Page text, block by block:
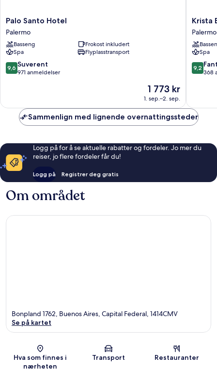
Palo
Santo
Hotel
Palermo
Palo Santo Hotel
Palermo
Basseng
Frokost inkludert
Spa
Flyplasstransport
9.6
av
anmeldelser
9,6 Suverent
971 anmeldelser
Prisen
er
1 773 kr
1 773 kr
1. sep.–2. sep.
Krista
Hotel
Palermo
Krista
Palermo
Spa
9.2
av
9,2
368
Sammenlign med lignende overnattingssteder
Logg på for å se aktuelle rabatter og fordeler. Jo mer du
reiser, jo flere fordeler får du!
Logg på Registrer deg gratis
Om området
Kart
Bonpland 1762, Buenos Aires, Capital Federal, 1414CMV
Se på kartet
Hva som finnes i
nærheten
Transport Restauranter